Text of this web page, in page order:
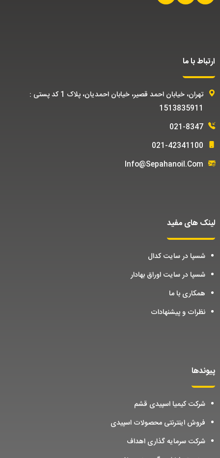
ارتباط با ما
تهران، خیابان احمد قصیر، خیابان احمدیان، پلاک 1 کد پستی :
1513835911
021-8347
021-42341100
Info@sepahanoil.com
لینک های مفید
شسپا در سایت کدال
شسپا در سایت اوراق بهادار
همکاری با ما
نظرات و پیشنهادات
پیوندها
شرکت کیمیا اسپیدی قشم
فروش اینترنتی محصولات اسپیدی
شرکت سرمایه گذاری اهداف